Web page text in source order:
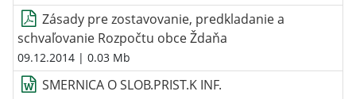
Zásady pre zostavovanie, predkladanie a
schvaľovanie Rozpočtu obce Ždaňa
09.12.2014 | 0.03 Mb
SMERNICA O SLOB.PRIST.K INF.